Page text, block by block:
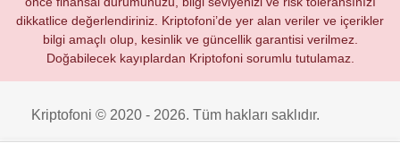
dikkatlice değerlendiriniz. Kriptofoni’de yer alan veriler ve içerikler
bilgi amaçlı olup, kesinlik ve güncellik garantisi verilmez.
Doğabilecek kayıplardan Kriptofoni sorumlu tutulamaz.
Kriptofoni © 2020 - 2026. Tüm hakları saklıdır.